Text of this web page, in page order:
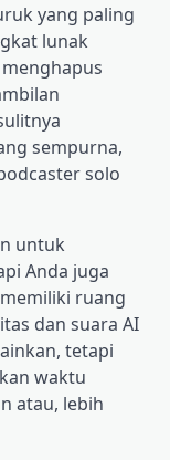
yang paling
lunak
sempurna,
solo
untuk
Anda juga
ruang
dan suara AI
tetapi
waktu
atau, lebih